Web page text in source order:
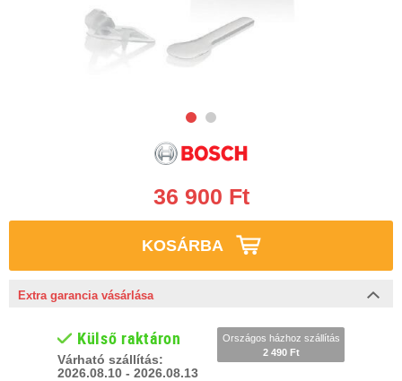
36 900 Ft
KOSÁRBA
Extra garancia vásárlása
Külső raktáron
Várható szállítás:
2026.08.10 - 2026.08.13
Országos házhoz szállítás
2 490 Ft